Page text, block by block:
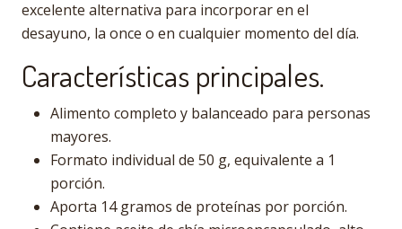
excelente alternativa para incorporar en el
desayuno, la once o en cualquier momento del día.
Características principales.
Alimento completo y balanceado para personas
mayores.
Formato individual de 50 g, equivalente a 1
porción.
Aporta 14 gramos de proteínas por porción.